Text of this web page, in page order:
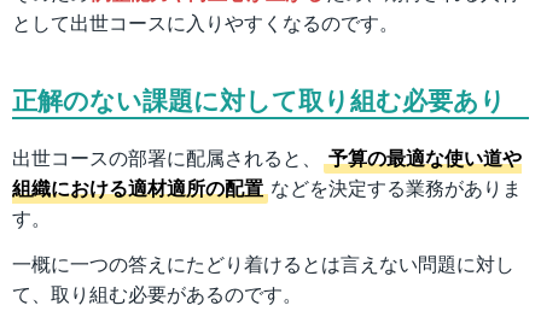
として出世コースに入りやすくなるのです。
正解のない課題に対して取り組む必要あり
出世コースの部署に配属されると、
予算の最適な使い道や
組織における適材適所の配置 などを決定する業務がありま
す。
一概に一つの答えにたどり着けるとは言えない問題に対し
て、取り組む必要があるのです。